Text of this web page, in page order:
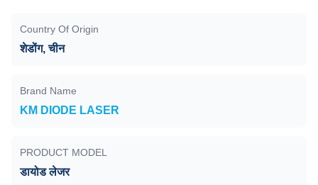
Country Of Origin
शेडोंग, चीन
Brand Name
KM DIODE LASER
PRODUCT MODEL
डायोड लेजर